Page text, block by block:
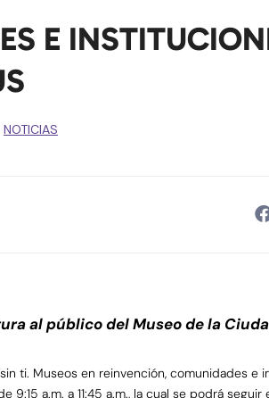
E
NOTICIAS
al público del Museo de la
ti. Museos en reinvención, comunidades e
a.m. a 11:45 a.m., la cual se podrá